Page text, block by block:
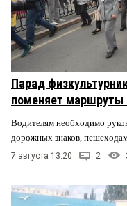
Парад
поменяет маршруты
Водителям необходимо
дорожных знаков,
7 августа 13:20 2